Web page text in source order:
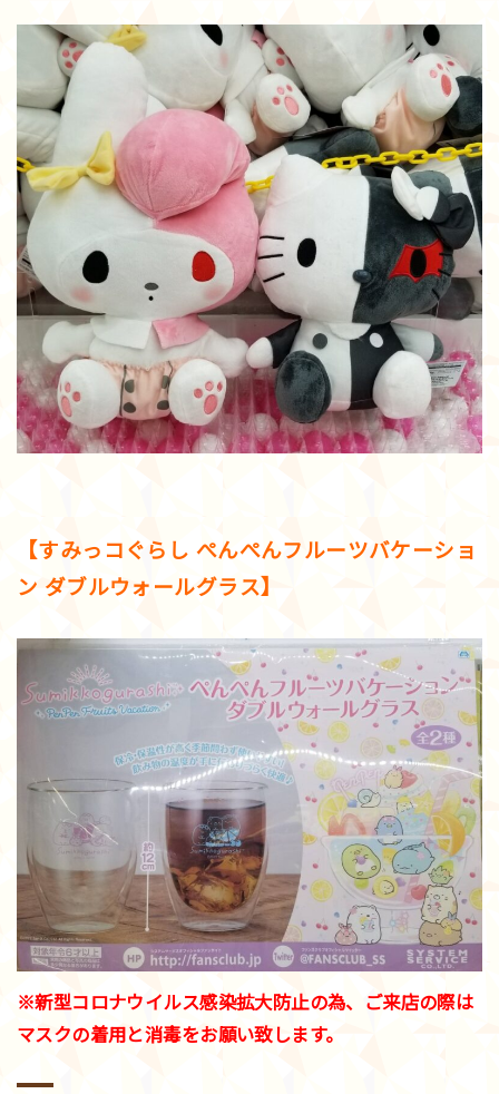
【すみっコぐらし ぺんぺんフルーツバケーショ
ン ダブルウォールグラス】
※新型コロナウイルス感染拡大防止の為、ご来店の際は
マスクの着用と消毒をお願い致します。